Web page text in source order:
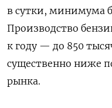
в сутки, минимума
Производство
к году — до 850
существенно ниже
рынка.